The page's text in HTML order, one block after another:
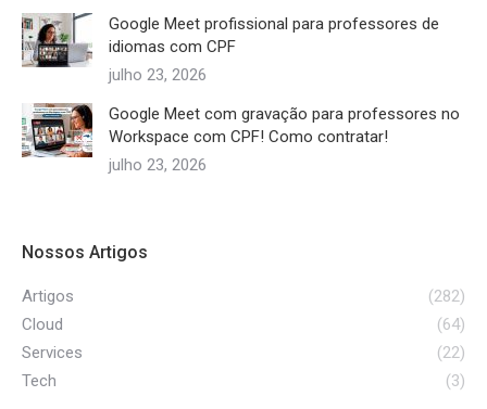
Google Meet profissional para professores de
idiomas com CPF
julho 23, 2026
Google Meet com gravação para professores no
Workspace com CPF! Como contratar!
julho 23, 2026
Nossos Artigos
Artigos
(282)
Cloud
(64)
Services
(22)
Tech
(3)